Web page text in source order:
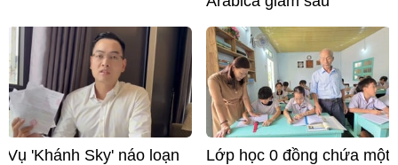
Vụ 'Khánh Sky' náo loạn
Lớp học 0 đồng chứa một